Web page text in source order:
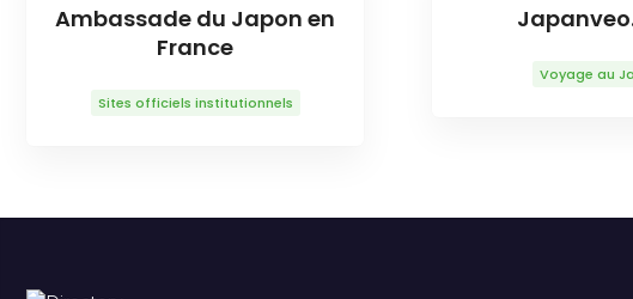
Ambassade du Japon en
France
Sites officiels institutionnels
Voyage au